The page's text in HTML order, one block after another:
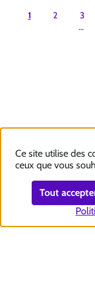
Pagination
1 2 3
…
Ce site utilise des
ceux que vous
Tout